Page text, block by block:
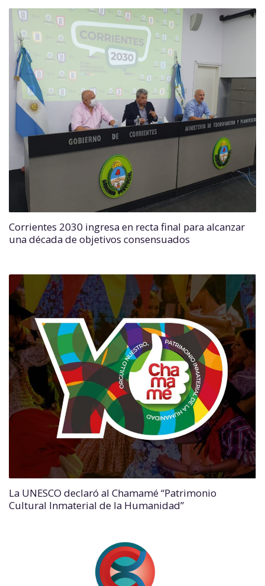
Corrientes 2030 ingresa en recta final para alcanzar
una década de objetivos consensuados
La UNESCO declaró al Chamamé “Patrimonio
Cultural Inmaterial de la Humanidad”